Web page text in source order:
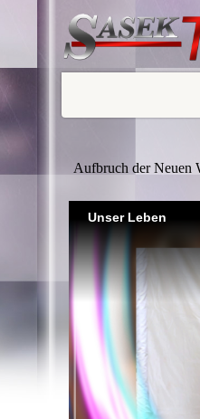
Aufbruch der Neuen
Unser Leben